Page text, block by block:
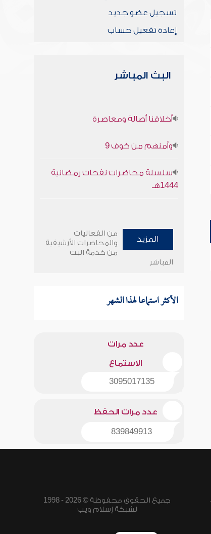
تسجيل عضو جديد
إعادة تفعيل حساب
البث المباشر
أخلاقنا أصالة ومعاصرة
وأمنهم من خوف 9
سلسلة محاضرات نفحات رمضانية
1444هـ
المزيد
من الفعاليات
والمحاضرات الأرشيفية
من خدمة البث
المباشر
الأكثر استماعا لهذا الشهر
عدد مرات
الاستماع
3095017135
عدد مرات الحفظ
839849913
جميع الحقوق محفوظة © 2026 - 1998
لشبكة إسلام ويب